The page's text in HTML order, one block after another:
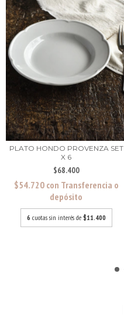
PLATO HONDO PROVENZA SET
X 6
$68.400
$54.720 con Transferencia o
depósito
6 cuotas sin interés de $11.400